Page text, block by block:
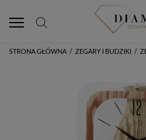
STRONA GŁÓWNA / ZEGARY I BUDZIKI /